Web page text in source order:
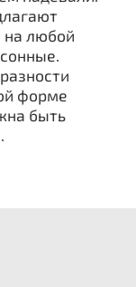
на любой
форме
быть